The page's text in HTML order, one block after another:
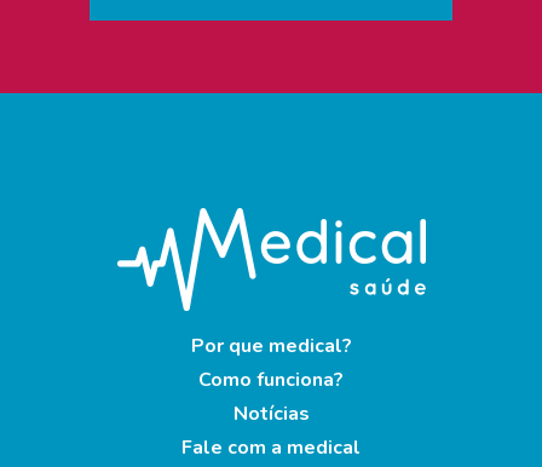
Por que medical?
Como funciona?
Notícias
Fale com a medical